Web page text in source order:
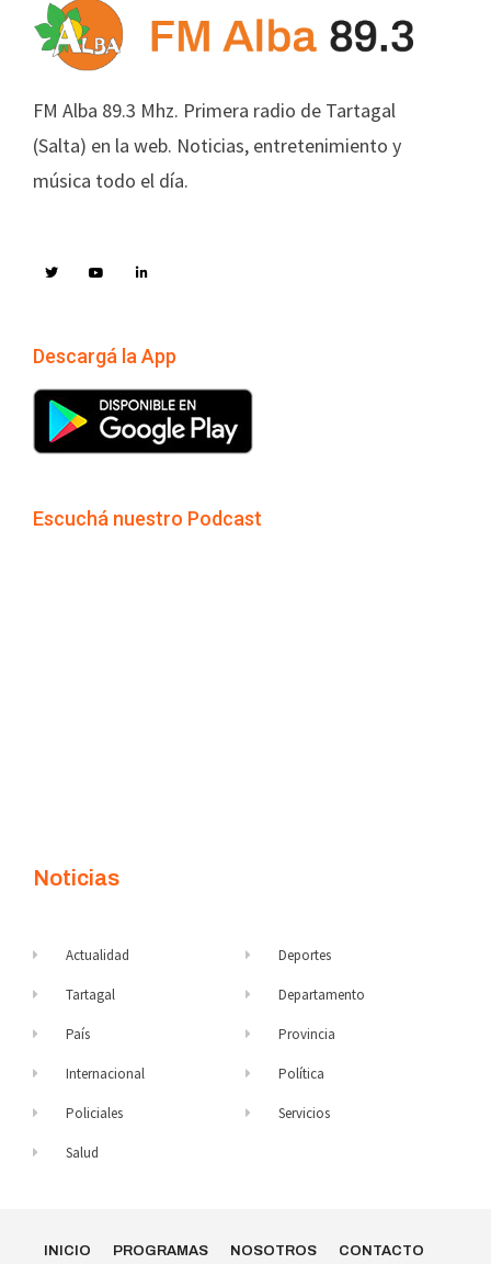
FM Alba 89.3 Mhz. Primera radio de Tartagal
(Salta) en la web. Noticias, entretenimiento y
música todo el día.
Descargá la App
Escuchá nuestro Podcast
Noticias
Actualidad
Tartagal
País
Internacional
Policiales
Salud
Deportes
Departamento
Provincia
Política
Servicios
INICIO PROGRAMAS NOSOTROS CONTACTO